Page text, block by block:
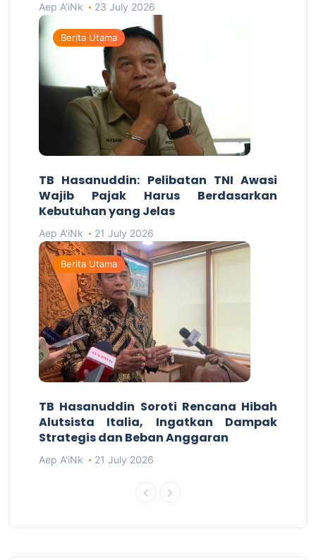
Aep A'iNk 23 July 2026
Berita Utama
TB Hasanuddin: Pelibatan TNI Awasi
Wajib Pajak Harus Berdasarkan
Kebutuhan yang Jelas
Aep A'iNk 21 July 2026
Berita Utama
TB Hasanuddin Soroti Rencana Hibah
Alutsista Italia, Ingatkan Dampak
Strategis dan Beban Anggaran
Aep A'iNk 21 July 2026